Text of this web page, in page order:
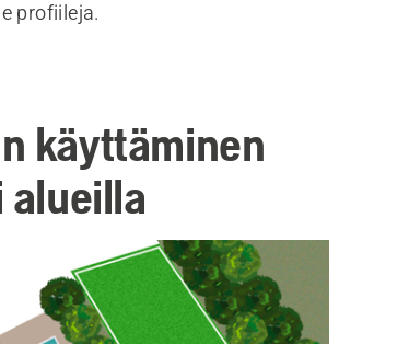
profiileja.
käyttäminen
alueilla